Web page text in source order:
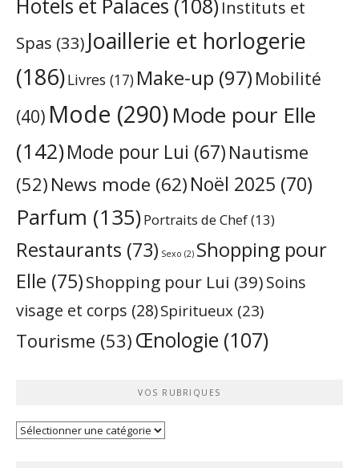
Hotels et Palaces (108) Instituts et
Spas (33) Joaillerie et horlogerie
(186)Livres (17) Make-up (97) Mobilité
(40) Mode (290)Mode pour Elle
(142)Mode pour Lui (67) Nautisme
(52) News mode (62)Noël 2025 (70)
Parfum (135)Portraits de Chef(13)
Restaurants (73) Sexo (2) Shopping pour
Elle (75)Shopping pour Lui (39)Soins
visage et corps (28)Spiritueux (23)
Tourisme (53) Œnologie (107)
VOS RUBRIQUES
Vos